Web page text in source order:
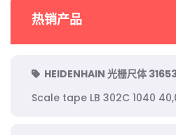
热销产品
HEIDENHAIN 光栅尺体
Scale tape LB 302C 1040